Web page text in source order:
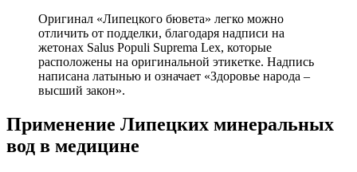
Оригинал «Липецкого бювета» легко можно
отличить от подделки, благодаря надписи на
жетонах Salus Populi Suprema Lex, которые
расположены на оригинальной этикетке. Надпись
написана латынью и означает «Здоровье народа –
высший закон».
Применение Липецких минеральных
вод в медицине